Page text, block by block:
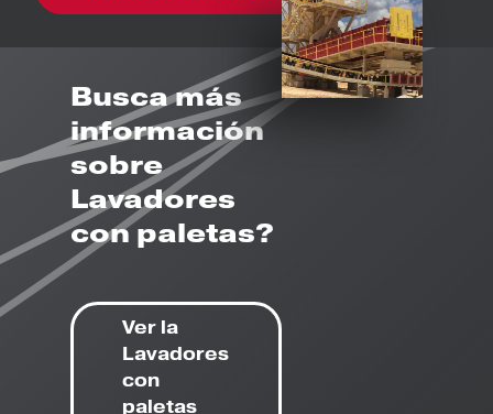
Busca más
información
sobre
Lavadores
con paletas?
Ver la
Lavadores
con
paletas